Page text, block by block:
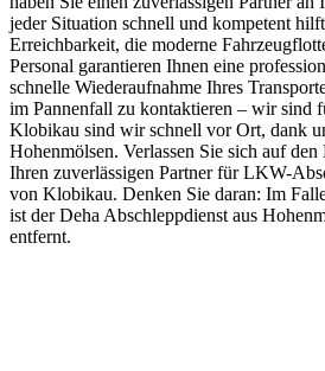
jeder Situation schnell und kompetent
Erreichbarkeit, die moderne
Personal garantieren Ihnen eine
schnelle Wiederaufnahme Ihres
im Pannenfall zu kontaktieren – wir sind
Klobikau sind wir schnell vor Ort, dank
Hohenmölsen. Verlassen Sie sich auf
Ihren zuverlässigen Partner für LKW-
von Klobikau. Denken Sie daran: Im
ist der Deha Abschleppdienst aus
entfernt.